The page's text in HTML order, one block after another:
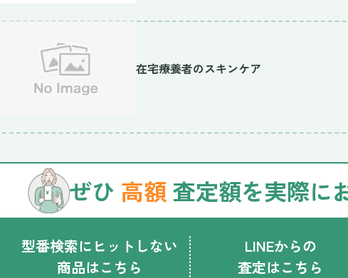
在宅療養者のスキンケア
型番検索にヒットしない
商品はこちら
LINEからの
査定はこちら
ぜひ 高額 査定額を実際に